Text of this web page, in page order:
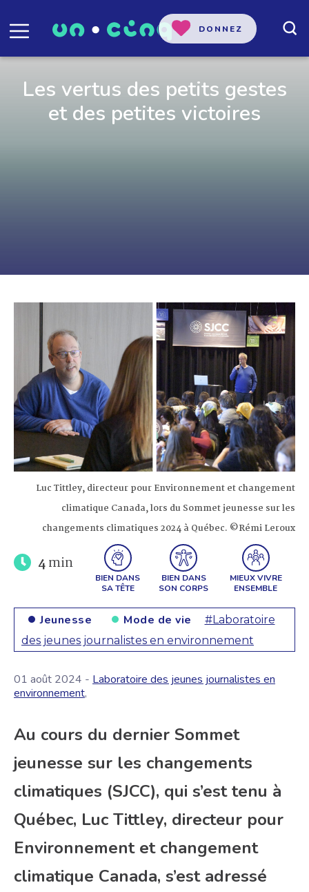
DONNEZ
Les vertus des petits gestes
et des petites victoires
Luc Tittley, directeur pour Environnement et changement
climatique Canada, lors du Sommet jeunesse sur les
changements climatiques 2024 à Québec. ©Rémi Leroux
4min
BIEN DANS
SA TÊTE
BIEN DANS
SON CORPS
MIEUX VIVRE
ENSEMBLE
Jeunesse Mode de vie
#Laboratoire
des jeunes journalistes en environnement
01 août 2024 - Laboratoire des jeunes journalistes en
environnement,
Au cours du dernier Sommet
jeunesse sur les changements
climatiques (SJCC), qui s’est tenu à
Québec, Luc Tittley, directeur pour
Environnement et changement
climatique Canada, s’est adressé